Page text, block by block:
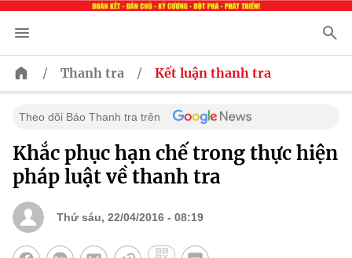
/ Thanh tra / Kết luận thanh tra
Theo dõi Báo Thanh tra trên
Khắc phục hạn chế trong thực hiện
pháp luật về thanh tra
Thứ sáu, 22/04/2016 - 08:19